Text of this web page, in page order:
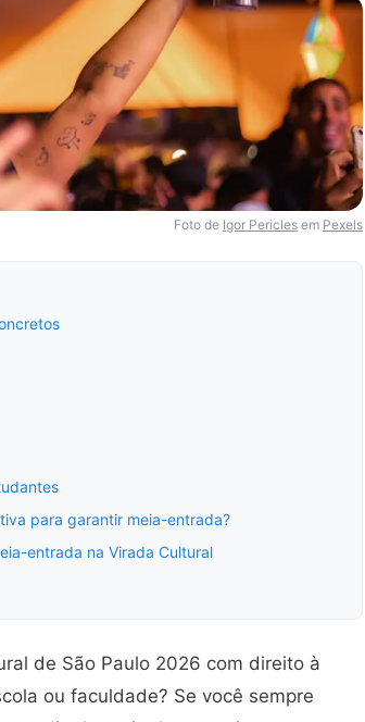
Foto de Igor Pericles em Pexels
para garantir meia-entrada?
entrada na Virada Cultural
de São Paulo 2026 com direito à
ou faculdade? Se você sempre